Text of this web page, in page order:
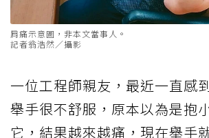
肩痛示意圖，非本文當事人。
記者翁浩然／攝影
一位工程師親友，最近一直感
舉手很不舒服，原本以為是抱
它，結果越來越痛，現在舉手